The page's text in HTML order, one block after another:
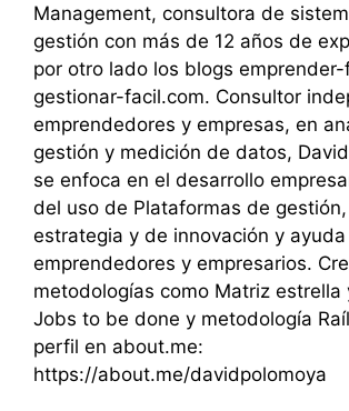
Management, consultora de
gestión con más de 12 años de
por otro lado los blogs
gestionar-facil.com. Consultor
emprendedores y empresas, en
gestión y medición de datos,
se enfoca en el desarrollo
del uso de Plataformas de
estrategia y de innovación y ayuda
emprendedores y empresarios.
metodologías como Matriz estrella
Jobs to be done y metodología
perfil en about.me:
https://about.me/davidpolomoya